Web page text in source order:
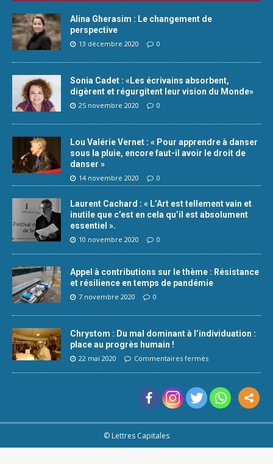
Alina Gherasim : Le changement de
perspective
13 décembre 2020 0
Sonia Cadet : «Les écrivains absorbent,
digèrent et régurgitent leur vision du Monde»
25 novembre 2020 0
Lou Valérie Vernet : « Pour apprendre à danser
sous la pluie, encore faut-il avoir le droit de
danser »
14 novembre 2020 0
Laurent Cachard : « L’Art est tellement vain et
inutile que c’est en cela qu’il est absolument
essentiel ».
10 novembre 2020 0
Appel à contributions sur le thème : Résistance
et résilience en temps de pandémie
7 novembre 2020 0
Chrystom : Du mal dominant à l’individuation :
place au progrès humain !
22 mai 2020 Commentaires fermés
© Lettres Capitales